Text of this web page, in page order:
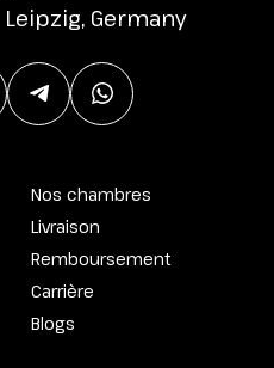
Germany
Nos chambres
Livraison
Remboursement
Carrière
Blogs